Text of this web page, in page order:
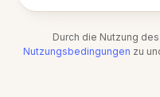
Durch die Nutzung
Nutzungsbedingungen zu